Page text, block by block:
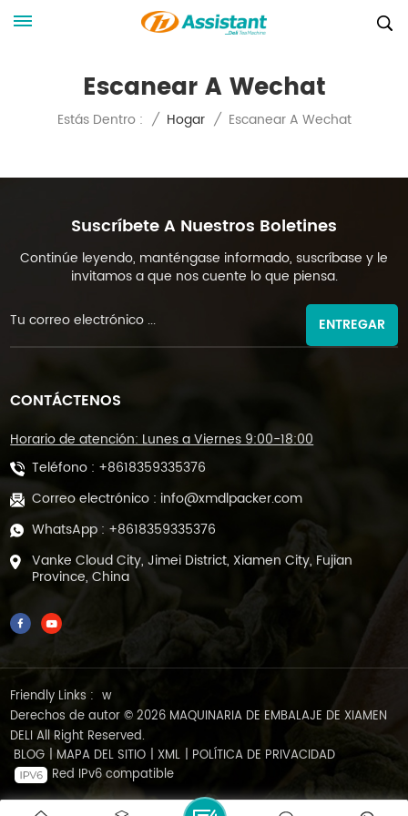
Escanear A Wechat
Estás Dentro : / Hogar / Escanear A Wechat
Suscríbete A Nuestros Boletines
Continúe leyendo, manténgase informado, suscríbase y le
invitamos a que nos cuente lo que piensa.
ENTREGAR
CONTÁCTENOS
Horario de atención: Lunes a Viernes 9:00-18:00
Teléfono : +8618359335376
Correo electrónico : info@xmdlpacker.com
WhatsApp : +8618359335376
Vanke Cloud City, Jimei District, Xiamen City, Fujian
Province, China
Friendly Links : w
Derechos de autor © 2026 MAQUINARIA DE EMBALAJE DE XIAMEN
DELI All Right Reserved.
BLOG | MAPA DEL SITIO | XML | POLÍTICA DE PRIVACIDAD
Red IPv6 compatible